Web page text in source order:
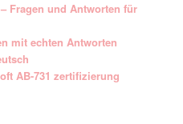
Fragen und Antworten für
mit echten Antworten
AB-731 zertifizierung